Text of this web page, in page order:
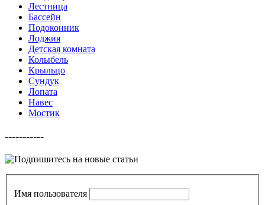
Лестница
Бассейн
Подоконник
Лоджия
Детская комната
Колыбель
Крыльцо
Сундук
Лопата
Навес
Мостик
-----------
Имя пользователя